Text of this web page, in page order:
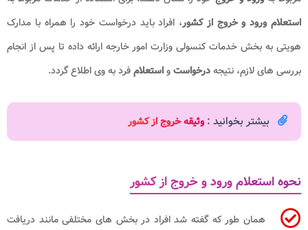
استعلام ورود و خروج از کشور، افراد باید درخواست خود را همراه با مدارک
هویتی به بخش خدمات کنسولی وزارت امور خارجه ارائه داده تا پس از انجام
بررسی های لازم، نتیجهدرخواستواستعلامفرد به وی اطلاع گردد.
بیشتر بخوانید : وثیقه خروج از کشور
نحوه استعلام ورود و خروج از کشور
همان طور که گفته شد افراد در بخش های مختلفی مانند دریافت